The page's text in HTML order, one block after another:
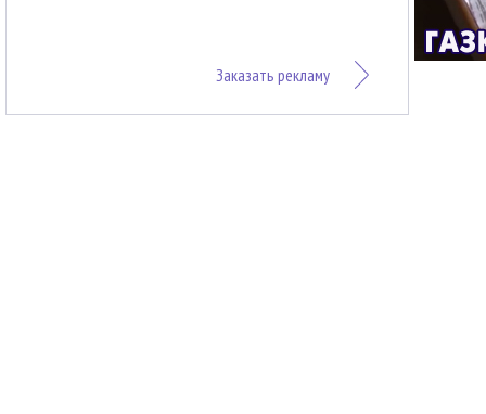
Заказать рекламу